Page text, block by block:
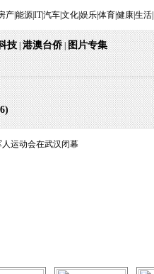
产|能源|IT|汽车|文化|娱乐|体育|健康|生活|
技|港澳台侨|图片专集
)